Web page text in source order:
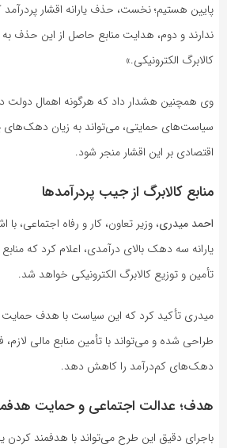
پایین هستیم؛ نخست، حذف یارانه اقشار
ندارند و دوم، هدایت منابع حاصل از این حذف
کالابرگ الکترونیکی.»
وی همچنین هشدار داد که هرگونه اهمال دولت
سیاست‌های حمایتی، می‌تواند به زیان دهک‌های
اقتصادی بر این اقشار منجر شود.
منابع کالابرگ از جیب پردرآمدها
احمد میدری، وزیر تعاون، کار و رفاه اجتماعی،
یارانه سه دهک بالای درآمدی، اعلام کرد که
تأمین و توزیع کالابرگ الکترونیکی خواهد شد.
میدری تأکید کرد که این سیاست با هدف حمایت
طراحی شده و می‌تواند با تأمین منابع مالی
دهک‌های کم‌درآمد را کاهش دهد.
هدف؛ عدالت اجتماعی و حمایت
باجرای دقیق این طرح می‌تواند با هدفمند کردن